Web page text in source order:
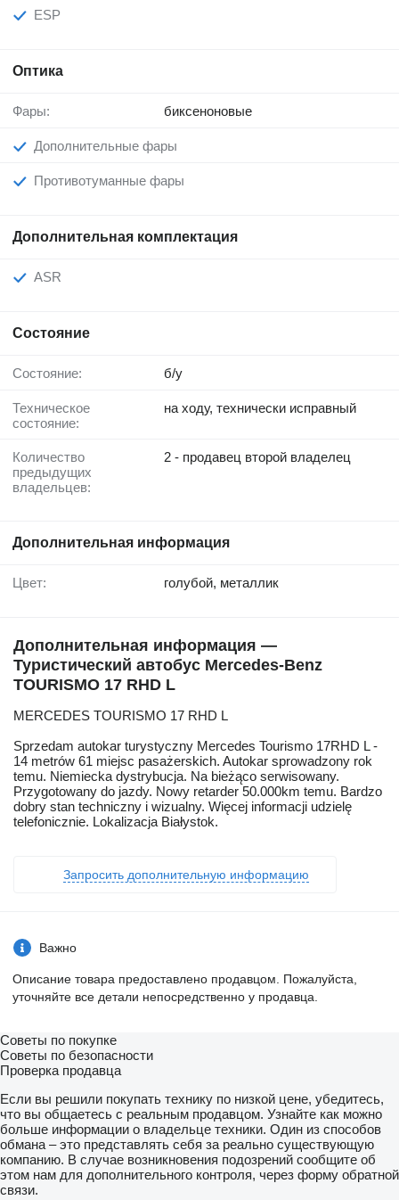
ESP
Оптика
Фары: биксеноновые
Дополнительные фары
Противотуманные фары
Дополнительная комплектация
ASR
Состояние
Состояние: б/у
Техническое
состояние:
на ходу, технически исправный
Количество
предыдущих
владельцев:
2 - продавец второй владелец
Дополнительная информация
Цвет: голубой, металлик
Дополнительная информация —
Туристический автобус Mercedes-Benz
TOURISMO 17 RHD L
MERCEDES TOURISMO 17 RHD L
Sprzedam autokar turystyczny Mercedes Tourismo 17RHD L -
14 metrów 61 miejsc pasażerskich. Autokar sprowadzony rok
temu. Niemiecka dystrybucja. Na bieżąco serwisowany.
Przygotowany do jazdy. Nowy retarder 50.000km temu. Bardzo
dobry stan techniczny i wizualny. Więcej informacji udzielę
telefonicznie. Lokalizacja Białystok.
Запросить дополнительную информацию
Важно
Описание товара предоставлено продавцом. Пожалуйста,
уточняйте все детали непосредственно у продавца.
Советы по покупке
Советы по безопасности
Проверка продавца
Если вы решили покупать технику по низкой цене, убедитесь,
что вы общаетесь с реальным продавцом. Узнайте как можно
больше информации о владельце техники. Один из способов
обмана – это представлять себя за реально существующую
компанию. В случае возникновения подозрений сообщите об
этом нам для дополнительного контроля, через форму обратной
связи.